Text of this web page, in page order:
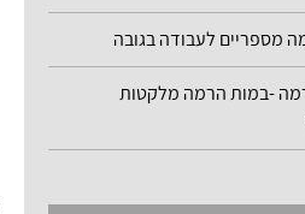
מספריים לעבודה בגובה
-במות הרמה מלקטות